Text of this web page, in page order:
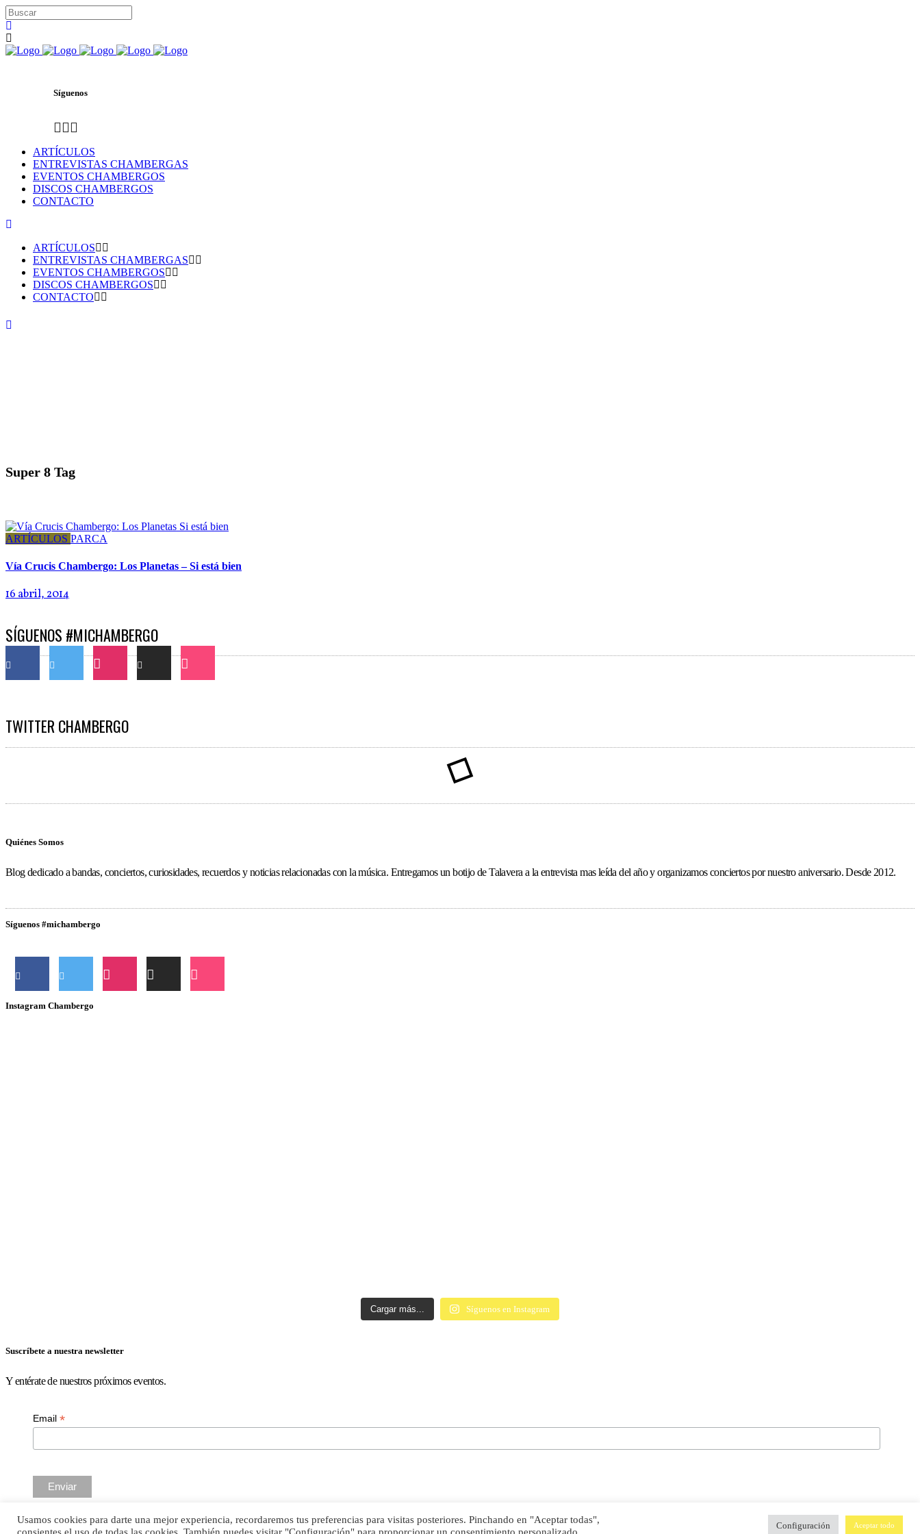
Síguenos
ARTÍCULOS
ENTREVISTAS CHAMBERGAS
EVENTOS CHAMBERGOS
DISCOS CHAMBERGOS
CONTACTO
ARTÍCULOS
ENTREVISTAS CHAMBERGAS
EVENTOS CHAMBERGOS
DISCOS CHAMBERGOS
CONTACTO
Super 8 Tag
ARTÍCULOS PARCA
Vía Crucis Chambergo: Los Planetas – Si está bien
16 abril, 2014
SÍGUENOS #MICHAMBERGO
TWITTER CHAMBERGO
Quiénes Somos
Blog dedicado a bandas, conciertos, curiosidades, recuerdos y noticias relacionadas con la música. Entregamos un botijo de Talavera a la entrevista mas leída del año y organizamos conciertos por nuestro aniversario. Desde 2012.
Síguenos #michambergo
Instagram Chambergo
Cargar más... Síguenos en Instagram
Suscríbete a nuestra newsletter
Y entérate de nuestros próximos eventos.
Email *
© Mi Chambergo de Entretiempo ~ 2022
Usamos cookies para darte una mejor experiencia, recordaremos tus preferencias para visitas posteriores. Pinchando en "Aceptar todas",
consientes el uso de todas las cookies. También puedes visitar "Configuración" para proporcionar un consentimiento personalizado.
Configuración Aceptar todo